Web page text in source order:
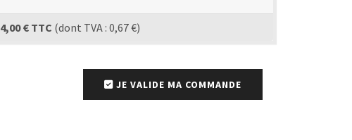
4,00 € TTC (dont TVA : 0,67 €)
JE VALIDE MA COMMANDE